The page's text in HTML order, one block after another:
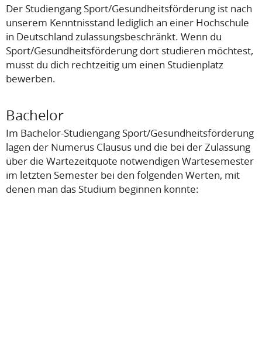
Der Studiengang Sport/Gesundheitsförderung ist nach
unserem Kenntnisstand lediglich an einer Hochschule
in Deutschland zulassungsbeschränkt. Wenn du
Sport/Gesundheitsförderung dort studieren möchtest,
musst du dich rechtzeitig um einen Studienplatz
bewerben.
Bachelor
Im Bachelor-Studiengang Sport/Gesundheitsförderung
lagen der Numerus Clausus und die bei der Zulassung
über die Wartezeitquote notwendigen Wartesemester
im letzten Semester bei den folgenden Werten, mit
denen man das Studium beginnen konnte: